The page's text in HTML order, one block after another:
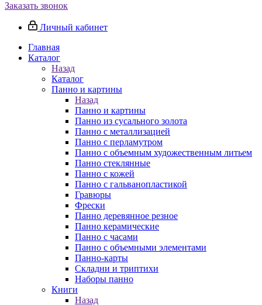
Заказать звонок
Личный кабинет
Главная
Каталог
Назад
Каталог
Панно и картины
Назад
Панно и картины
Панно из сусального золота
Панно с металлизацией
Панно с перламутром
Панно с объемным художественным литьем
Панно стеклянные
Панно с кожей
Панно с гальванопластикой
Гравюры
Фрески
Панно деревянное резное
Панно керамические
Панно с часами
Панно с объемными элементами
Панно-карты
Складни и триптихи
Наборы панно
Книги
Назад